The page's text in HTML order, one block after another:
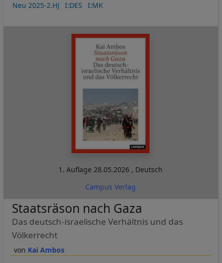
Neu 2025-2.HJ
I:DES I:MK
1. Auflage28.05.2026 , Deutsch
Campus Verlag
Kai Ambos
Staatsräson nach Gaza
Das deutsch-israelische Verhältnis und das
Völkerrecht